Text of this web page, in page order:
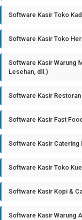
Software Kasir Toko
Software Kasir Toko
Software Kasir Warung
Lesehan, dll.)
Software Kasir Restoran
Software Kasir Fast
Software Kasir Catering
Software Kasir Toko
Software Kasir Kopi &
Software Kasir Warung